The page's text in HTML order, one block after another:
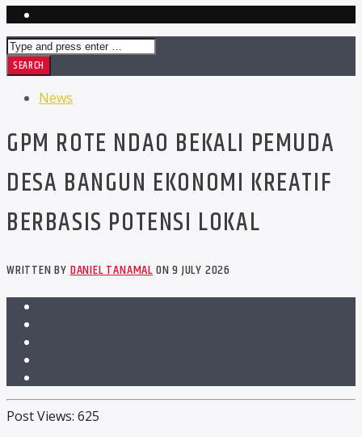
News
GPM ROTE NDAO BEKALI PEMUDA
DESA BANGUN EKONOMI KREATIF
BERBASIS POTENSI LOKAL
WRITTEN BYDANIEL TANAMALON 9 JULY 2026
Post Views: 625